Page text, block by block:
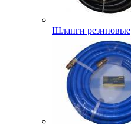
Шланги резиновые